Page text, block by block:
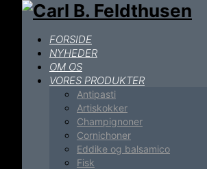
FORSIDE
NYHEDER
OM OS
VORES PRODUKTER
Antipasti
Artiskokker
Champignoner
Cornichoner
Eddike og balsamico
Fisk